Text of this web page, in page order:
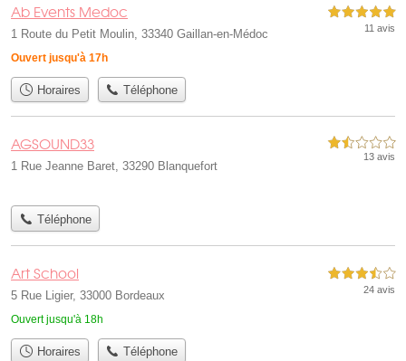
Ab Events Medoc
1 Route du Petit Moulin, 33340 Gaillan-en-Médoc
Ouvert jusqu'à 17h
5,0 étoiles sur 5
11 avis
Horaires Téléphone
AGSOUND33
1 Rue Jeanne Baret, 33290 Blanquefort
1,5 étoiles sur 5
13 avis
Téléphone
Art School
5 Rue Ligier, 33000 Bordeaux
Ouvert jusqu'à 18h
3,5 étoiles sur 5
24 avis
Horaires Téléphone